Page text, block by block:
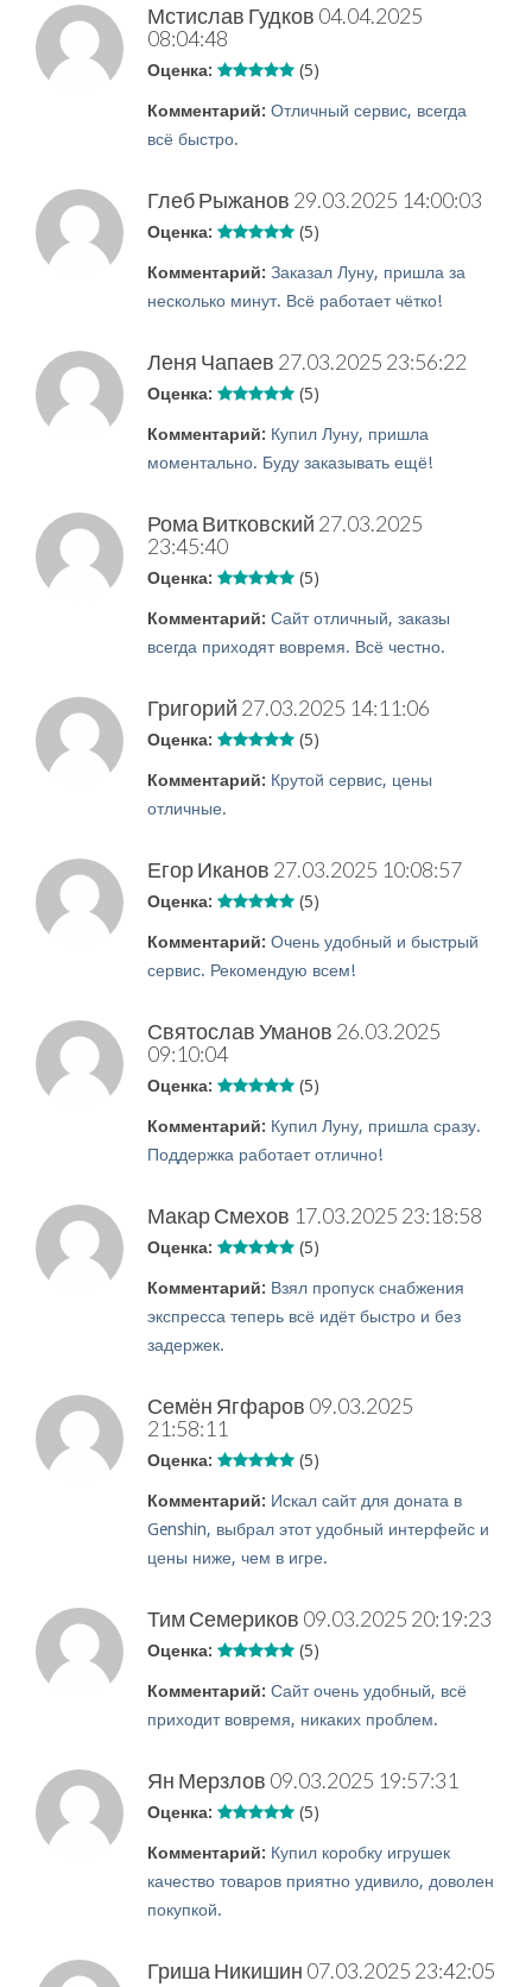
Мстислав Гудков 04.04.2025
08:04:48
Оценка: (5)
Комментарий: Отличный сервис, всегда
всё быстро.
Глеб Рыжанов 29.03.2025 14:00:03
Оценка: (5)
Комментарий: Заказал Луну, пришла за
несколько минут. Всё работает чётко!
Леня Чапаев 27.03.2025 23:56:22
Оценка: (5)
Комментарий: Купил Луну, пришла
моментально. Буду заказывать ещё!
Рома Витковский 27.03.2025
23:45:40
Оценка: (5)
Комментарий: Сайт отличный, заказы
всегда приходят вовремя. Всё честно.
Григорий 27.03.2025 14:11:06
Оценка: (5)
Комментарий: Крутой сервис, цены
отличные.
Егор Иканов 27.03.2025 10:08:57
Оценка: (5)
Комментарий: Очень удобный и быстрый
сервис. Рекомендую всем!
Святослав Уманов 26.03.2025
09:10:04
Оценка: (5)
Комментарий: Купил Луну, пришла сразу.
Поддержка работает отлично!
Макар Смехов 17.03.2025 23:18:58
Оценка: (5)
Комментарий: Взял пропуск снабжения
экспресса теперь всё идёт быстро и без
задержек.
Семён Ягфаров 09.03.2025
21:58:11
Оценка: (5)
Комментарий: Искал сайт для доната в
Genshin, выбрал этот удобный интерфейс и
цены ниже, чем в игре.
Тим Семериков 09.03.2025 20:19:23
Оценка: (5)
Комментарий: Сайт очень удобный, всё
приходит вовремя, никаких проблем.
Ян Мерзлов 09.03.2025 19:57:31
Оценка: (5)
Комментарий: Купил коробку игрушек
качество товаров приятно удивило, доволен
покупкой.
Гриша Никишин 07.03.2025 23:42:05